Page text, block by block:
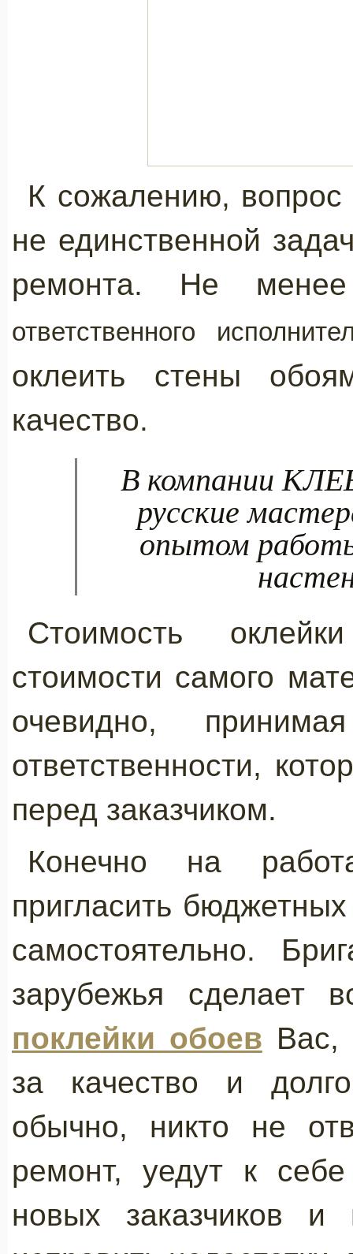
К сожалению,
не единственной
ремонта. Не
ответственного
оклеить стены
качество.
В компании
русские
опытом
Стоимость
стоимости самого
очевидно,
ответственности,
перед заказчиком.
Конечно на
пригласить
самостоятельно.
зарубежья
поклейки обоев Вас,
за качество и
обычно, никто не
ремонт, уедут к
новых заказчиков и